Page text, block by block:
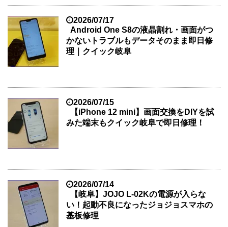
2026/07/17
Android One S8の液晶割れ・画面がつ
かないトラブルもデータそのまま即日修
理｜クイック岐阜
2026/07/15
【iPhone 12 mini】画面交換をDIYを試
みた端末もクイック岐阜で即日修理！
2026/07/14
【岐阜】JOJO L-02Kの電源が入らな
い！起動不良になったジョジョスマホの
基板修理